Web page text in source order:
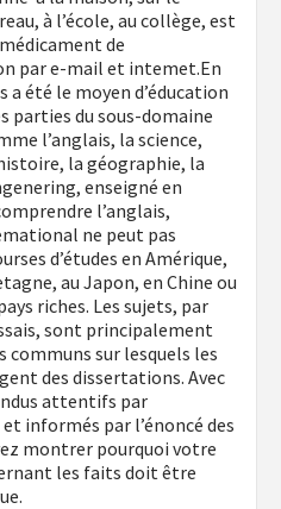
à l’école, au collège, est
de
par e-mail et intemet.En
a été le moyen d’éducation
parties du sous-domaine
l’anglais, la science,
la géographie, la
enseigné en
l’anglais,
ne peut pas
d’études en Amérique,
au Japon, en Chine ou
riches. Les sujets, par
sont principalement
communs sur lesquels les
des dissertations. Avec
attentifs par
informés par l’énoncé des
montrer pourquoi votre
les faits doit être